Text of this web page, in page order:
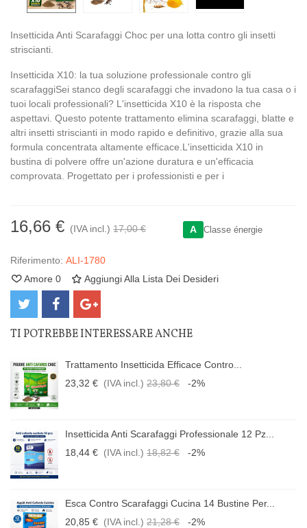
Insetticida Anti Scarafaggi Choc per una lotta contro gli insetti
striscianti.
Insetticida X10: la tua soluzione professionale contro gli
scarafaggiSei stanco degli scarafaggi che invadono la tua casa o i
tuoi locali professionali? L'insetticida X10 è la risposta che
aspettavi. Questo potente trattamento elimina scarafaggi, blatte e
altri insetti striscianti in modo rapido e definitivo, grazie alla sua
formula concentrata altamente efficace.L'insetticida X10 in
bustina di polvere offre un'azione duratura e un'efficacia
comprovata. Progettato per i professionisti e per i
16,66 € (IVA incl.) 17,00 € A Classe énergie
Riferimento: ALI-1780
Amore 0 Aggiungi Alla Lista Dei Desideri
TI POTREBBE INTERESSARE ANCHE
Trattamento Insetticida Efficace Contro...
23,32 € (IVA incl.) 23,80 € -2%
Insetticida Anti Scarafaggi Professionale 12 Pz...
18,44 € (IVA incl.) 18,82 € -2%
Esca Contro Scarafaggi Cucina 14 Bustine Per...
20,85 € (IVA incl.) 21,28 € -2%